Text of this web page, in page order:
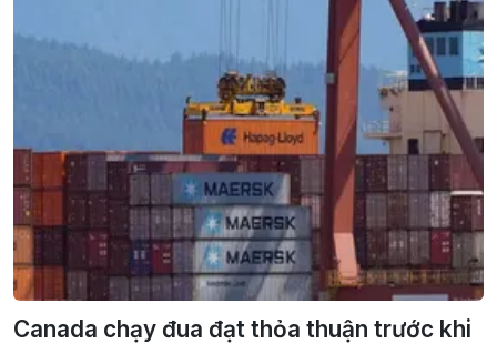
Canada chạy đua đạt thỏa thuận trước khi